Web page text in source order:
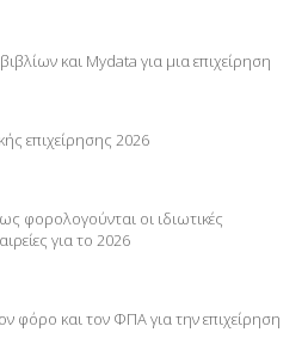
και Mydata για μια επιχείρηση
επιχείρησης 2026
φορολογούνται οι ιδιωτικές
για το 2026
φόρο και τον ΦΠΑ για την επιχείρηση